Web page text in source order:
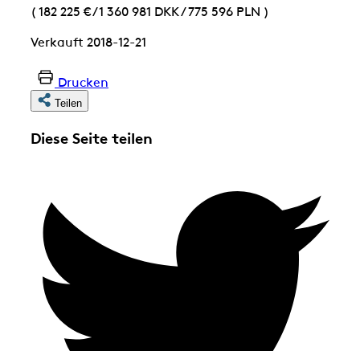
( 182 225 €/1 360 981 DKK/775 596 PLN )
Verkauft 2018-12-21
Drucken
Teilen
Diese Seite teilen